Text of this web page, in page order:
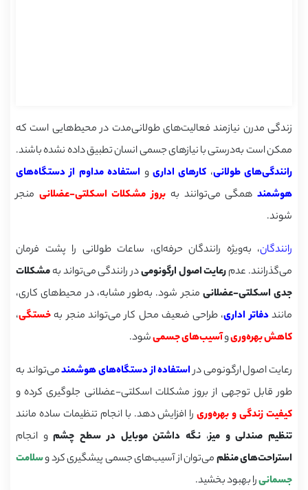
زندگی مدرن نیازمند فعالیت‌های طولانی‌مدت در محیط‌هایی است که
ممکن است به‌درستی با نیازهای جسمی انسان تطبیق داده نشده باشند.
رانندگی‌های طولانی، کارهای اداری و استفاده مداوم از دستگاه‌های
هوشمندهمگی می‌توانند به بروز مشکلات اسکلتی-عضلانی منجر
شوند.
رانندگان، به‌ویژه رانندگان حرفه‌ای، ساعات طولانی را پشت فرمان
می‌گذرانند. عدمرعایت اصول ارگونومیدر رانندگی می‌تواند بهمشکلات
جدی اسکلتی-عضلانی منجر شود. به‌طور مشابه، در محیط‌های کاری،
ماننددفاتر اداری، طراحی ضعیف محل کار می‌تواند منجر به خستگی،
کاهش بهره‌وریوآسیب‌های جسمیشود.
رعایت اصول ارگونومی دراستفاده از دستگاه‌های هوشمندمی‌تواند به
طور قابل توجهی از بروز مشکلات اسکلتی-عضلانی جلوگیری کرده و
کیفیت زندگی و بهره‌وریرا افزایش دهد. با انجام تنظیمات ساده مانند
تنظیم صندلی و میز، نگه داشتن موبایل در سطح چشمو انجام
استراحت‌های منظممی‌توان از آسیب‌های جسمی پیشگیری کرد وسلامت
جسمانیرا بهبود بخشید.